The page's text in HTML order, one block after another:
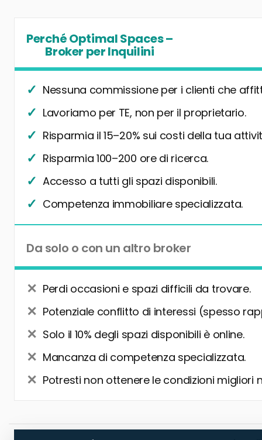
Perché Optimal Spaces –
Broker per Inquilini
Nessuna commissione per i clienti che
Lavoriamo per TE, non per il proprietario.
Risparmia il 15–20% sui costi della tua
Risparmia 100–200 ore di ricerca.
Accesso a tutti gli spazi disponibili.
Competenza immobiliare specializzata.
Da solo o con un altro broker
Perdi occasioni e spazi difficili da trovare.
Potenziale conflitto di interessi (spesso
Solo il 10% degli spazi disponibili è online.
Mancanza di competenza specializzata.
Potresti non ottenere le condizioni migliori